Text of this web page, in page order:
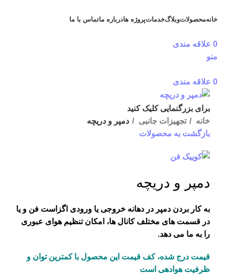
خانهمحصولاتوبلاگخدماتپروژه هادرباره ماتماس با ما
0 علاقه مندی
منو
0 علاقه مندی
برای بزرگنمایی کلیک کنید
خانه
تجهیزات جانبی
دمپر و دریچه
بازگشت به محصولات
دمپر و دریچه
به کار بردن دمپر در دهانه خروجی یا ورودی اگزاست فن و یا
در قسمت های مختلف کانال ها، امکان تنظیم هوای عبوری
را به ما می دهد.
قیمت درج شده، کف قیمت این محصول با کمترین توان و
ظرفیت هوادهی است